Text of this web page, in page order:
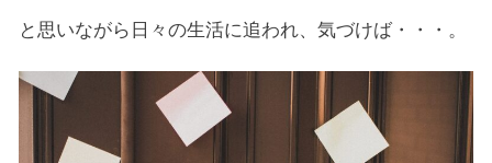
と思いながら日々の生活に追われ、気づけば・・・。